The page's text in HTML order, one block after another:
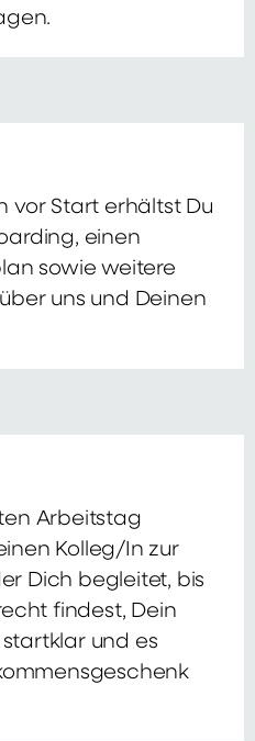
vor Start erhältst Du
einen
sowie weitere
uns und Deinen
Arbeitstag
Kolleg/In zur
Dich begleitet, bis
findest, Dein
und es